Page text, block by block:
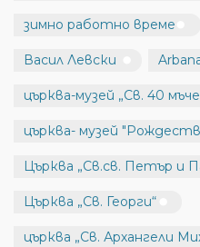
зимно работно време
Васил Левски
църква-музей „Св. 40
църква- музей
Църква „Св.св. Петър и
Църква „Св. Георги“
църква „Св. Архангели